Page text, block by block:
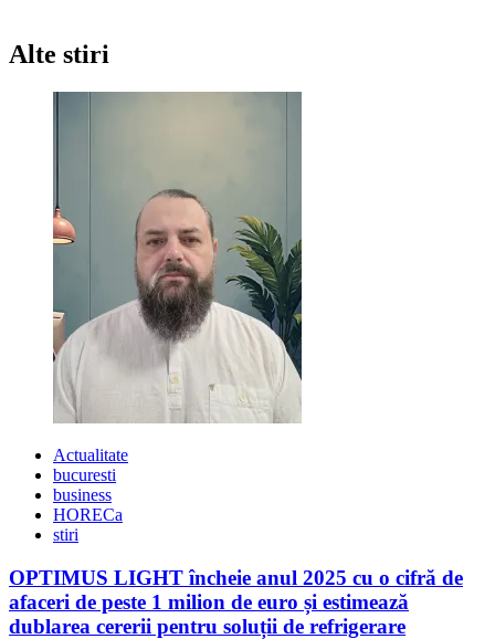
Alte stiri
Actualitate
bucuresti
business
HORECa
stiri
OPTIMUS LIGHT încheie anul 2025 cu o cifră de
afaceri de peste 1 milion de euro și estimează
dublarea cererii pentru soluții de refrigerare